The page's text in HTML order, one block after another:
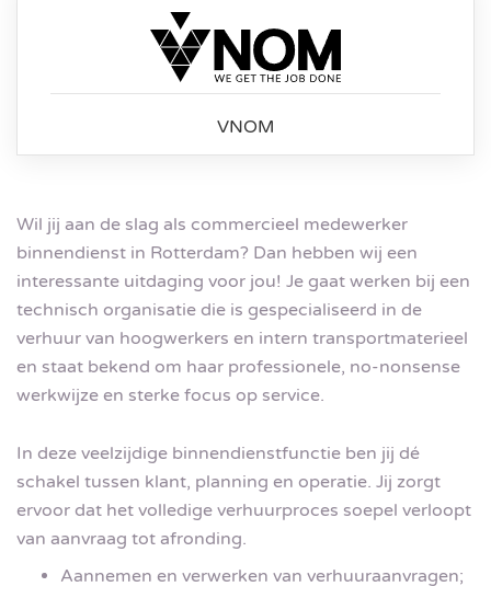
VNOM
Wil jij aan de slag als commercieel medewerker
binnendienst in Rotterdam? Dan hebben wij een
interessante uitdaging voor jou! Je gaat werken bij een
technisch organisatie die is gespecialiseerd in de
verhuur van hoogwerkers en intern transportmaterieel
en staat bekend om haar professionele, no-nonsense
werkwijze en sterke focus op service.
In deze veelzijdige binnendienstfunctie ben jij dé
schakel tussen klant, planning en operatie. Jij zorgt
ervoor dat het volledige verhuurproces soepel verloopt
van aanvraag tot afronding.
Aannemen en verwerken van verhuuraanvragen;